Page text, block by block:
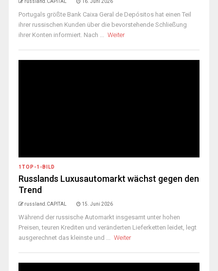
russland.CAPITAL 16. Juni 2026
Portugals größte Bank Caixa Geral de Depósitos hat einen Teil
ihrer russischen Kunden über die bevorstehende Schließung
ihrer Konten informiert. Nach ... Weiter
1TOP-1-BILD
Russlands Luxusautomarkt wächst gegen den
Trend
russland.CAPITAL 15. Juni 2026
Während der russische Automarkt insgesamt unter hohen
Preisen, teuren Krediten und veränderten Lieferketten leidet, legt
ausgerechnet das kleinste und ... Weiter